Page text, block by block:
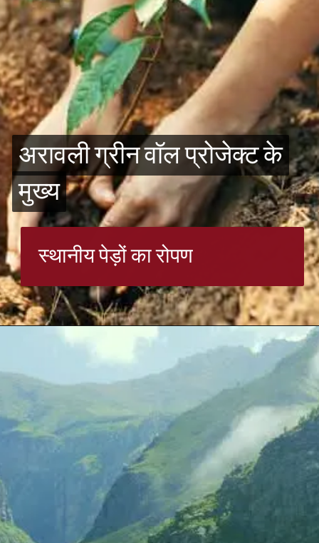
स्थानीय पेड़ों का रोपण
अरावली ग्रीन वॉल प्रोजेक्ट के
मुख्य
अरावली ग्रीन वॉल प्रोजेक्ट के
मुख्य